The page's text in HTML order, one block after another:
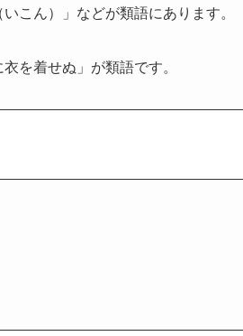
こん）」などが類語にあります。
を着せぬ」が類語です。